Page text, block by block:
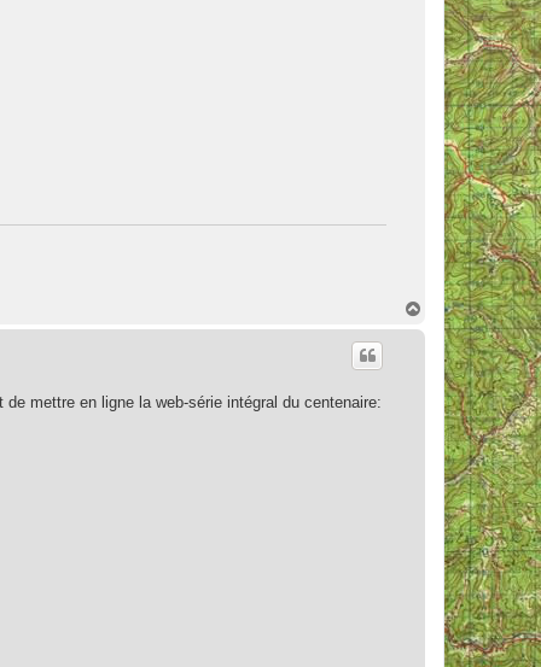
mettre en ligne la web-série intégral du centenaire: